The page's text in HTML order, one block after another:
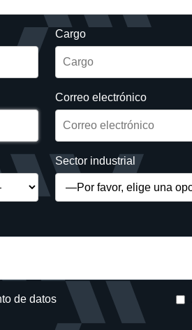
Cargo
Correo electrónico
Sector industrial
de datos